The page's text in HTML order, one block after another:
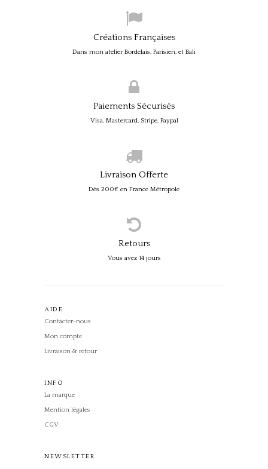
Créations Françaises
Dans mon atelier Bordelais, Parisien, et Bali
Paiements Sécurisés
Visa, Mastercard, Stripe, Paypal
Livraison Offerte
Dès 200€ en France Métropole
Retours
Vous avez 14 jours
AIDE
Contacter-nous
Mon compte
Livraison & retour
INFO
La marque
Mention légales
CGV
NEWSLETTER